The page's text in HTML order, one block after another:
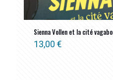
Sienna Vollen et la cité
13,00 €